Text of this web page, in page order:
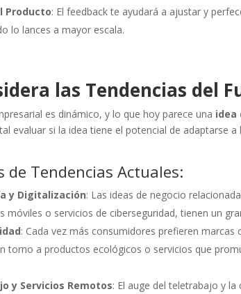
Producto: El feedback te ayudará a ajustar y
lo lances a mayor escala.
las Tendencias del
es dinámico, y lo que hoy parece una idea
evaluar si la idea tiene el potencial de adaptarse a
de Tendencias Actuales:
y Digitalización: Las ideas de negocio
móviles o servicios de ciberseguridad, tienen un
: Cada vez más consumidores prefieren
torno a productos ecológicos o servicios que
y Servicios Remotos: El auge del teletrabajo y